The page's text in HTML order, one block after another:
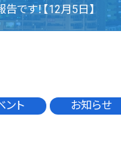
報告です！【12
ント お知らせ